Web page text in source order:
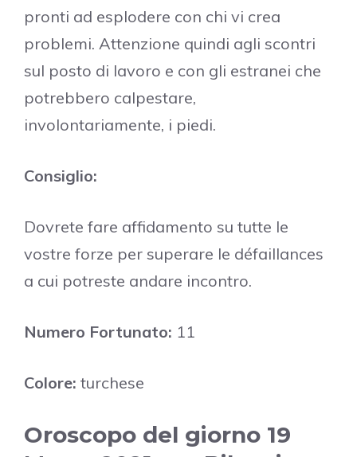
pronti ad esplodere con chi vi crea
problemi. Attenzione quindi agli scontri
sul posto di lavoro e con gli estranei che
potrebbero calpestare,
involontariamente, i piedi.
Consiglio:
Dovrete fare affidamento su tutte le
vostre forze per superare le défaillances
a cui potreste andare incontro.
Numero Fortunato: 11
Colore: turchese
Oroscopo del giorno 19